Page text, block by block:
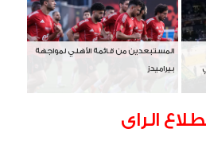
المستبعدين من قائمة الأهلي لمواجهة
بيراميدز
الراى